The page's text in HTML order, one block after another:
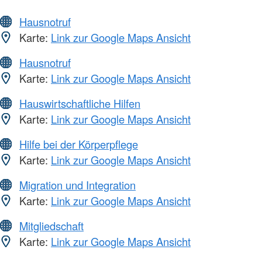
Hausnotruf
Karte: Link zur Google Maps Ansicht
Hausnotruf
Karte: Link zur Google Maps Ansicht
Hauswirtschaftliche Hilfen
Karte: Link zur Google Maps Ansicht
Hilfe bei der Körperpflege
Karte: Link zur Google Maps Ansicht
Migration und Integration
Karte: Link zur Google Maps Ansicht
Mitgliedschaft
Karte: Link zur Google Maps Ansicht